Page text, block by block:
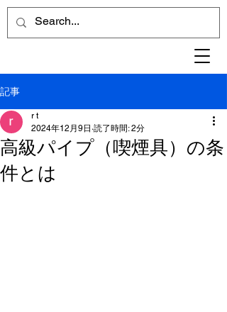
記事
高級パイプ（喫煙具）の条
件とは
r t
2024年12月9日 読了時間: 2分